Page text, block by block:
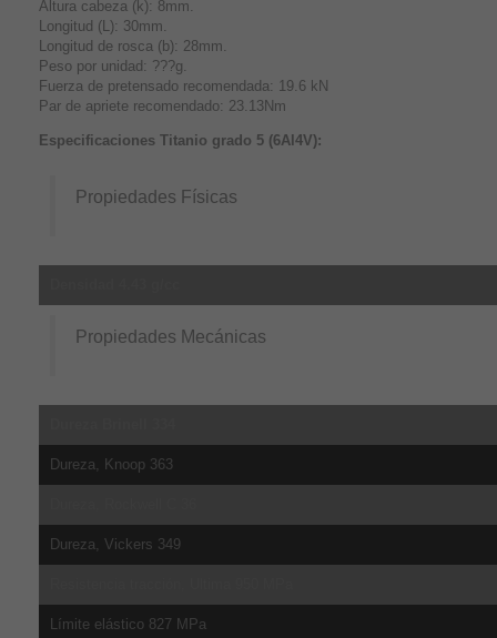
Altura cabeza (k): 8mm.
Longitud (L): 30mm.
Longitud de rosca (b): 28mm.
Peso por unidad: ???g.
Fuerza de pretensado recomendada: 19.6 kN
Par de apriete recomendado: 23.13Nm
Especificaciones Titanio grado 5 (6Al4V):
Propiedades Físicas
Propiedades Mecánicas
Dureza, Knoop 363
Dureza, Vickers 349
Límite elástico 827 MPa